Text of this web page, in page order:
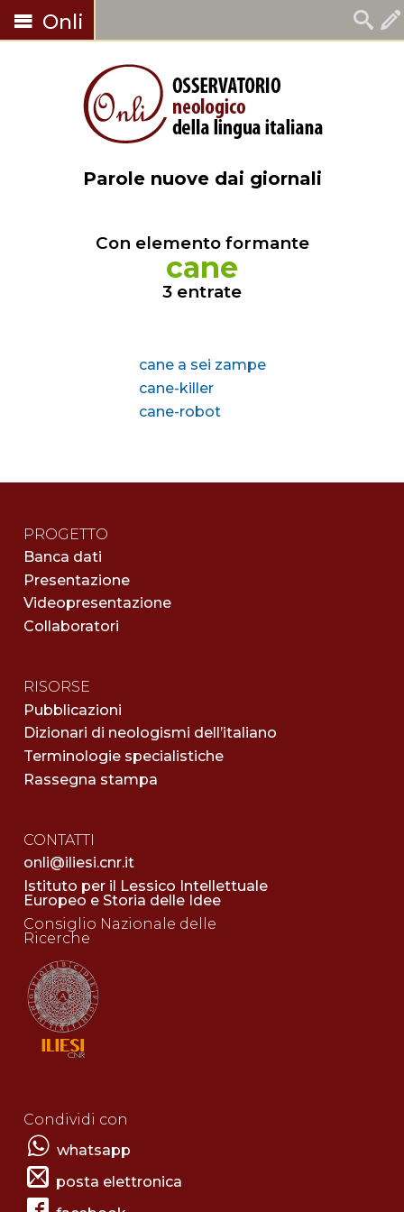
Onli
Parole nuove dai giornali
Con elemento formante
cane
3 entrate
cane a sei zampe
cane-killer
cane-robot
PROGETTO
Banca dati
Presentazione
Videopresentazione
Collaboratori
RISORSE
Pubblicazioni
Dizionari di neologismi dell’italiano
Terminologie specialistiche
Rassegna stampa
CONTATTI
onli@iliesi.cnr.it
Istituto per il Lessico Intellettuale
Europeo e Storia delle Idee
Consiglio Nazionale delle
Ricerche
Condividi con
whatsapp
posta elettronica